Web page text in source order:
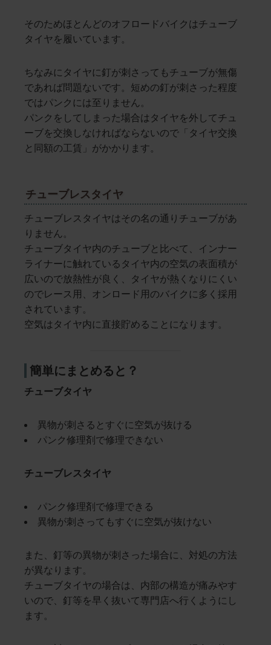
そのためほとんどのオフロードバイクはチューブ
タイヤを履いています。
ちなみにタイヤに釘が刺さってもチューブが無傷
であれば問題ないです。短めの釘が刺さった程度
ではパンクには至りません。
パンクをしてしまった場合はタイヤを外してチュ
ーブを交換しなければならないので「タイヤ交換
と同額の工賃」がかかります。
チューブレスタイヤ
チューブレスタイヤはその名の通りチューブがあ
りません。
チューブタイヤ内のチューブと比べて、インナー
ライナーに触れているタイヤ内の空気の表面積が
広いので放熱性が良く、タイヤが熱くなりにくい
のでレース用、オンロード用のバイクに多く採用
されています。
空気はタイヤ内に直接貯めることになります。
簡単にまとめると？
チューブタイヤ
異物が刺さるとすぐに空気が抜ける
パンク修理剤で修理できない
チューブレスタイヤ
パンク修理剤で修理できる
異物が刺さってもすぐに空気が抜けない
また、釘等の異物が刺さった場合に、対処の方法
が異なります。
チューブタイヤの場合は、内部の構造が痛みやす
いので、釘等を早く抜いて専門店へ行くようにし
ます。